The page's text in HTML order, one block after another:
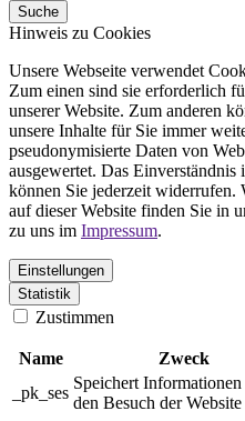
Suche
Hinweis zu Cookies
Unsere Webseite verwendet
Zum einen sind sie erforderlich
unserer Website. Zum anderen
unsere Inhalte für Sie immer
pseudonymisierte Daten von
ausgewertet. Das
können Sie jederzeit widerrufen.
auf dieser Website finden Sie in
zu uns im Impressum.
Einstellungen
Statistik
Zustimmen
Name Zweck
_pk_ses
Speichert
den Besuch der Website